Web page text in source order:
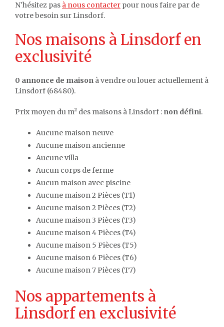
N'hésitez pas à nous contacter pour nous faire par de
votre besoin sur Linsdorf.
Nos maisons à Linsdorf en
exclusivité
0 annonce de maison à vendre ou louer actuellement à
Linsdorf (68480).
Prix moyen du m² des maisons à Linsdorf : non défini.
Aucune maison neuve
Aucune maison ancienne
Aucune villa
Aucun corps de ferme
Aucun maison avec piscine
Aucune maison 2 Pièces (T1)
Aucune maison 2 Pièces (T2)
Aucune maison 3 Pièces (T3)
Aucune maison 4 Pièces (T4)
Aucune maison 5 Pièces (T5)
Aucune maison 6 Pièces (T6)
Aucune maison 7 Pièces (T7)
Nos appartements à
Linsdorf en exclusivité